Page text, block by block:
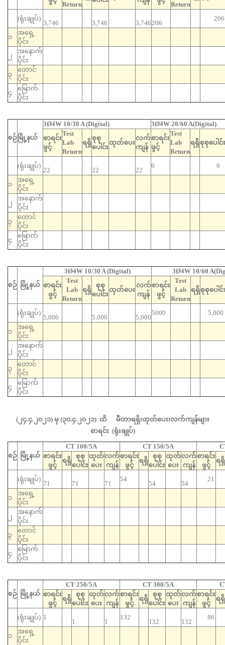
Return
Return
(ရုံးချုပ်)
3,746 3,746 3,746 206
206
၁
အရှေ့
ပိုင်း
၂
အနောက်
ပိုင်း
၃
တောင်
ပိုင်း
၄
မြောက်
ပိုင်း
စဉ် မြို့နယ်
3Ø4W 10/30 A (Digital)
3Ø4W 20/60 A(Digital)
စာရင်း
ဖွင့်
Test
Lab
Return
ရရှိ
စုစု
ပေါင်း
ထုတ်ပေး
လက်
ကျန်
စာရင်း
ဖွင့်
Test
Lab
Return
ရရှိစုစုပေါင်း
(ရုံးချုပ်)
22 22 22
6 6
၁
အရှေ့
ပိုင်း
၂
အနောက်
ပိုင်း
၃
တောင်
ပိုင်း
၄
မြောက်
ပိုင်း
စဉ် မြို့နယ်
3Ø4W 10/30 A (Digital)
3Ø4W 10/60
စာရင်း
ဖွင့်
Test
Lab
Return
ရရှိ
စုစု
ပေါင်း
ထုတ်ပေး
လက်
ကျန်
စာရင်း
ဖွင့်
Test
Lab
Return
ရရှိစုစုပေါင်
(ရုံးချုပ်)
5,000 5,000 5,000
5000 5,000
၁
အရှေ့
ပိုင်း
၂
အနောက်
ပိုင်း
၃
တောင်
ပိုင်း
၄
မြောက်
ပိုင်း
(၂၄.၄.၂၀၂၁) မှ (၃၀.၄.၂၀၂၁) ထိ မီတာရရှိ၊ထုတ်ပေး၊လက်ကျန်များ
စာရင်း (ရုံးချုပ်)
စဉ် မြို့နယ်
CT 100/5A CT 150/5A
စာရင်း
ဖွင့်
ရရှိ
စုစု
ပေါင်း
ထုတ်
ပေး
လက်
ကျန်
စာရင်း
ဖွင့်
ရရှိ
စုစု
ပေါင်း
ထုတ်
ပေး
လက်
ကျန်
စာရင်း
ဖွင့်
ရရှိ
(ရုံးချုပ်)
71 71 71
54
54 54
21
၁
အရှေ့
ပိုင်း
၂
အနောက်
ပိုင်း
၃
တောင်
ပိုင်း
၄
မြောက်
ပိုင်း
စဉ် မြို့နယ်
CT 250/5A CT 300/5A
စာရင်း
ဖွင့်
ရရှိ
စုစု
ပေါင်း
ထုတ်
ပေး
လက်
ကျန်
စာရင်း
ဖွင့်
ရရှိ
စုစု
ပေါင်း
ထုတ်
ပေး
လက်
ကျန်
စာရင်း
ဖွင့်
ရရှိ
(ရုံးချုပ်) 1
1 1
132
132 132
86
၁
အရှေ့
ပိုင်း